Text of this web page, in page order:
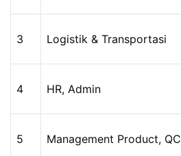
3 Logistik & Transportasi
4 HR, Admin
5 Management Product, QC